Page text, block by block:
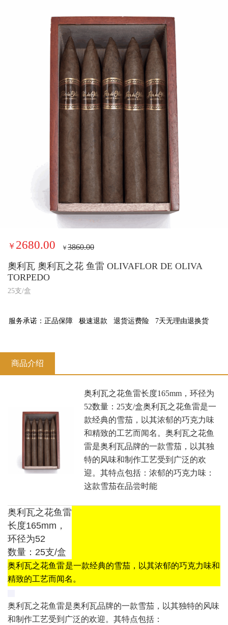
￥ 2680.00 ￥3860.00
奧利瓦 奧利瓦之花 鱼雷 OLIVAFLOR DE OLIVA
TORPEDO
25支/盒
服务承诺： 正品保障 极速退款 退货运费险 7天无理由退换货
商品介绍
‌奥利瓦之花鱼雷长度165mm，环径为
52数量：25支/盒‌奥利瓦之花鱼雷是一
款经典的雪茄，以其浓郁的巧克力味
和精致的工艺而闻名。‌‌奥利瓦之花鱼
雷是奥利瓦品牌的一款雪茄，以其独
特的风味和制作工艺受到广泛的欢
迎。其特点包括：‌浓郁的巧克力味‌：
这款雪茄在品尝时能
奥利瓦之花鱼雷
长度165mm，
环径为52
数量：25支/盒
奥利瓦之花鱼雷是一款经典的雪茄，以其浓郁的巧克力味和
精致的工艺而闻名。
奥利瓦之花鱼雷是奥利瓦品牌的一款雪茄，以其独特的风味
和制作工艺受到广泛的欢迎。其特点包括：